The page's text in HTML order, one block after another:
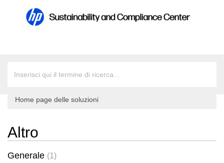
Home page delle soluzioni
Altro
Generale 1